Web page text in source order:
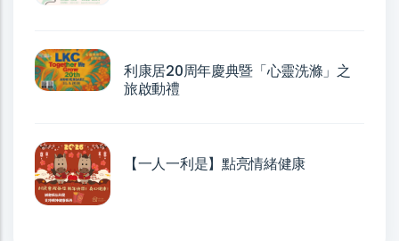
利康居20周年慶典暨「心靈洗滌」之
旅啟動禮
【一人一利是】點亮情緒健康